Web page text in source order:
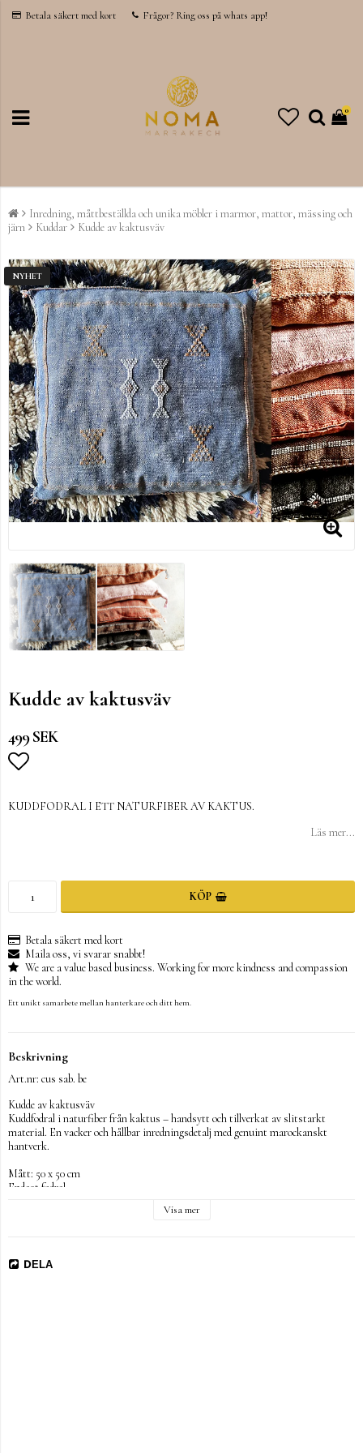
Betala säkert med kort Frågor? Ring oss på whats app!
0
Inredning, måttbeställda och unika möbler i marmor, mattor, mässing och
järn
Kuddar Kudde av kaktusväv
NYHET
Kudde av kaktusväv
499 SEK
KUDDFODRAL I ETT NATURFIBER AV KAKTUS.
Läs mer...
KÖP
Betala säkert med kort
Maila oss, vi svarar snabbt!
We are a value based business. Working for more kindness and compassion
in the world.
Ett unikt samarbete mellan hanterkare och ditt hem.
Beskrivning
Art.nr: cus sab. be
Kudde av kaktusväv
Kuddfodral i naturfiber från kaktus – handsytt och tillverkat av slitstarkt
material. En vacker och hållbar inredningsdetalj med genuint marockanskt
hantverk.
Mått: 50 x 50 cm
Endast fodral.
Visa mer
DELA